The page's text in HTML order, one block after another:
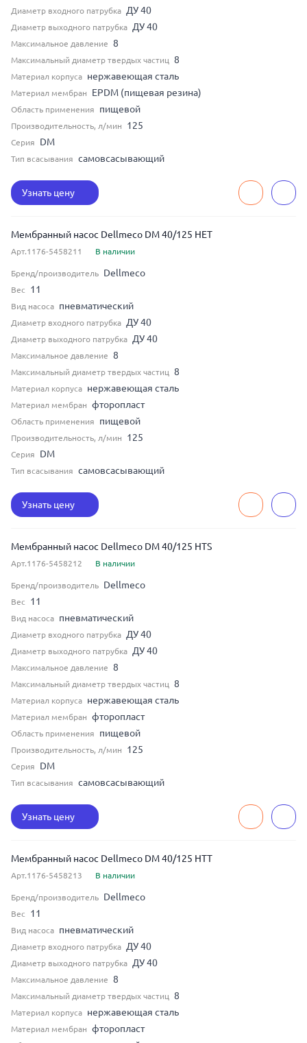
Диаметр входного патрубка ДУ 40
Диаметр выходного патрубка ДУ 40
Максимальное давление 8
Максимальный диаметр твердых частиц 8
Материал корпуса нержавеющая сталь
Материал мембран EPDM (пищевая резина)
Область применения пищевой
Производительность, л/мин 125
Серия DM
Тип всасывания самовсасывающий
Узнать цену
Мембранный насос Dellmeco DM 40/125 HET
Арт.1176-5458211 В наличии
Бренд/производитель Dellmeco
Вес 11
Вид насоса пневматический
Диаметр входного патрубка ДУ 40
Диаметр выходного патрубка ДУ 40
Максимальное давление 8
Максимальный диаметр твердых частиц 8
Материал корпуса нержавеющая сталь
Материал мембран фторопласт
Область применения пищевой
Производительность, л/мин 125
Серия DM
Тип всасывания самовсасывающий
Узнать цену
Мембранный насос Dellmeco DM 40/125 HTS
Арт.1176-5458212 В наличии
Бренд/производитель Dellmeco
Вес 11
Вид насоса пневматический
Диаметр входного патрубка ДУ 40
Диаметр выходного патрубка ДУ 40
Максимальное давление 8
Максимальный диаметр твердых частиц 8
Материал корпуса нержавеющая сталь
Материал мембран фторопласт
Область применения пищевой
Производительность, л/мин 125
Серия DM
Тип всасывания самовсасывающий
Узнать цену
Мембранный насос Dellmeco DM 40/125 HTT
Арт.1176-5458213 В наличии
Бренд/производитель Dellmeco
Вес 11
Вид насоса пневматический
Диаметр входного патрубка ДУ 40
Диаметр выходного патрубка ДУ 40
Максимальное давление 8
Максимальный диаметр твердых частиц 8
Материал корпуса нержавеющая сталь
Материал мембран фторопласт